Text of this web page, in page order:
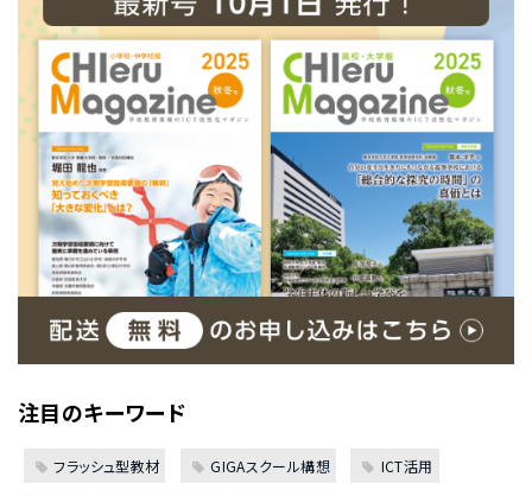
注目のキーワード
フラッシュ型教材 GIGAスクール構想 ICT活用